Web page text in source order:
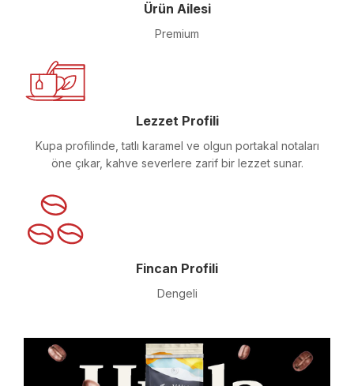
Ürün Ailesi
Premium
Lezzet Profili
Kupa profilinde, tatlı karamel ve olgun portakal notaları
öne çıkar, kahve severlere zarif bir lezzet sunar.
Fincan Profili
Dengeli